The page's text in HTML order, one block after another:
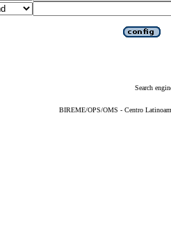
Search
BIREME/OPS/OMS - Centro